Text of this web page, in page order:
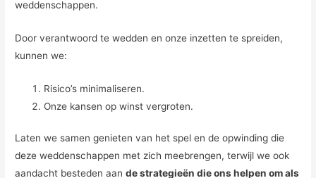
weddenschappen.
Door verantwoord te wedden en onze inzetten te spreiden,
kunnen we:
Risico’s minimaliseren.
Onze kansen op winst vergroten.
Laten we samen genieten van het spel en de opwinding die
deze weddenschappen met zich meebrengen, terwijl we ook
aandacht besteden aande strategieën die ons helpen om als